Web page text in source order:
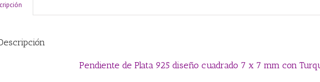
Pendiente de Plata 925 diseño cuadrado 7 x 7 mm con